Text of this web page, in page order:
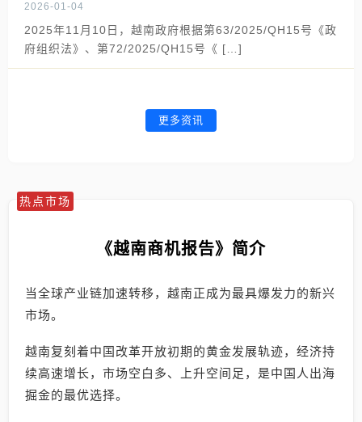
2026-01-04
2025年11月10日，越南政府根据第63/2025/QH15号《政
府组织法》、第72/2025/QH15号《 […]
更多资讯
热点市场
《越南商机报告》简介
当全球产业链加速转移，越南正成为最具爆发力的新兴
市场。
越南复刻着中国改革开放初期的黄金发展轨迹，经济持
续高速增长，市场空白多、上升空间足，是中国人出海
掘金的最优选择。